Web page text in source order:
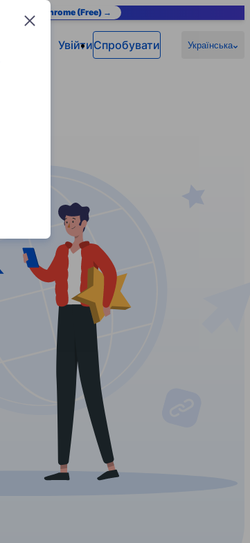
Add to Chrome (Free) →
УвійтиСпробувати Українська
Close